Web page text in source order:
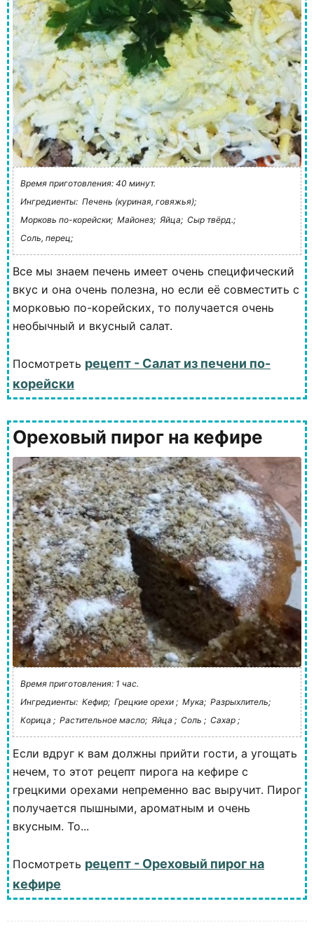
Время приготовления: 40 минут.
Ингредиенты: Печень (куриная, говяжья);
Морковь по-корейски; Майонез; Яйца; Сыр твёрд.;
Соль, перец;
Все мы знаем печень имеет очень специфический
вкус и она очень полезна, но если её совместить с
морковью по-корейских, то получается очень
необычный и вкусный салат.
Посмотреть рецепт - Салат из печени по-
корейски
Ореховый пирог на кефире
Время приготовления: 1 час.
Ингредиенты: Кефир; Грецкие орехи ; Мука; Разрыхлитель;
Корица ; Растительное масло; Яйца ; Соль ; Сахар ;
Если вдруг к вам должны прийти гости, а угощать
нечем, то этот рецепт пирога на кефире с
грецкими орехами непременно вас выручит. Пирог
получается пышными, ароматным и очень
вкусным. То...
Посмотреть рецепт - Ореховый пирог на
кефире